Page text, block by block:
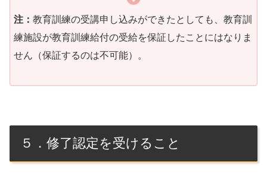
注： 教育訓練の受講申し込みができたとしても、教育訓
練施設が教育訓練給付の受給を保証したことにはなりま
せん（保証するのは不可能）。
５．修了認定を受けること